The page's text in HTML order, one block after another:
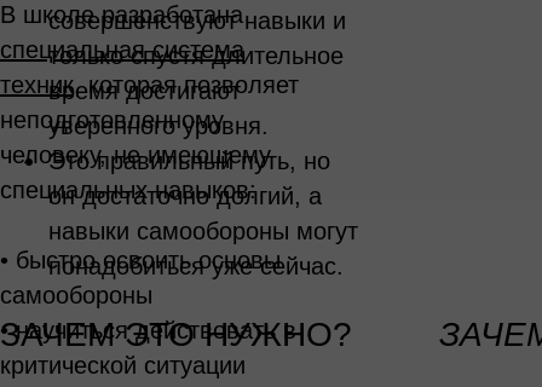
совершенствуют навыки и
только спустя длительное
время достигают
уверенного уровня.
Это правильный путь, но
он достаточно долгий, а
навыки самообороны могут
понадобиться уже сейчас.
ЗАЧЕМ ЭТО НУЖНО?
В школе разработана
специальная система
техник, которая позволяет
неподготовленному
человеку, не имеющему
специальных навыков:
• быстро освоить основы
самообороны
• научиться действовать в
критической ситуации